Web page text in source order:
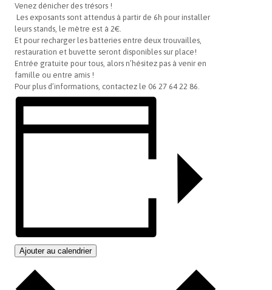
Venez dénicher des trésors !
Les exposants sont attendus à partir de 6h pour installer
leurs stands, le mètre est à 2€.
Et pour recharger les batteries entre deux trouvailles,
restauration et buvette seront disponibles sur place!
Entrée gratuite pour tous, alors n’hésitez pas à venir en
famille ou entre amis !
Pour plus d’informations, contactez le 06 27 64 22 86.
Ajouter au calendrier